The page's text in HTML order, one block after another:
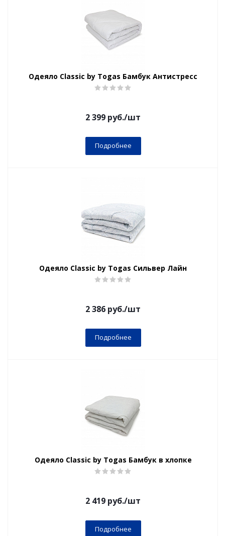
Одеяло Classic by Togas Бамбук Антистресс
2 399 руб./шт
Подробнее
Одеяло Classic by Togas Сильвер Лайн
2 386 руб./шт
Подробнее
Одеяло Classic by Togas Бамбук в хлопке
2 419 руб./шт
Подробнее